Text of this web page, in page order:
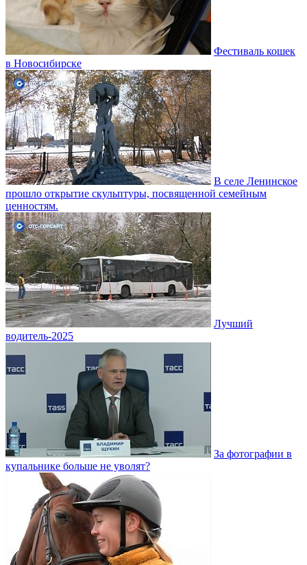
Фестиваль кошек
в Новосибирске
В селе Ленинское
прошло открытие скульптуры, посвященной семейным
ценностям.
Лучший
водитель-2025
За фотографии в
купальнике больше не уволят?